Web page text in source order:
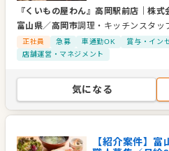
『くいもの屋わん』高岡駅前店 ｜株式
富山県／高岡市調理・キッチンスタッ
正社員 急募 車通勤OK
賞与・イン
店舗運営・マネジメント
気になる
【紹介案件】